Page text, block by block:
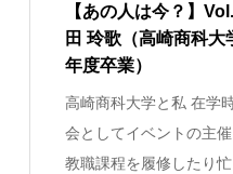
【あの人は今？】
田 玲歌（高崎商科大
年度卒業）
高崎商科大学と私 在学
会としてイベントの主
教職課程を履修したり